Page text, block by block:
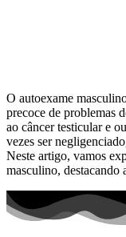
O autoexame
precoce de problemas
ao câncer testicular e
vezes ser
Neste artigo, vamos
masculino,